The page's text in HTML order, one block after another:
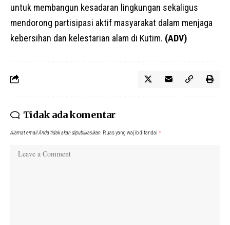
untuk membangun kesadaran lingkungan sekaligus
mendorong partisipasi aktif masyarakat dalam menjaga
kebersihan dan kelestarian alam di Kutim. (ADV)
Tidak ada komentar
Alamat email Anda tidak akan dipublikasikan. Ruas yang wajib ditandai *